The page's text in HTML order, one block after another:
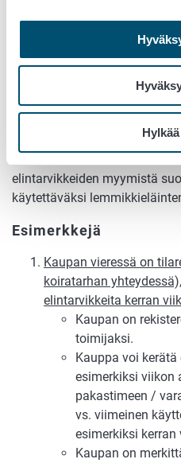
rehukäyttöön vastaanottavan
sivutuoteasetuksen
rekisteröity tai hyväksytty ja
asianmukaisesti. Tavaran
kaupallinen asiakirja
lainsäädännön edellyttämät
elintarvikkeiden myymistä
käytettäväksi
Esimerkkejä
Kaupan vieressä on
koiratarhan
elintarvikkeita kerran
Kaupan on
toimijaksi.
Kauppa voi
esimerkiksi viikon
pakastimeen /
vs. viimeinen
esimerkiksi
Kaupan on